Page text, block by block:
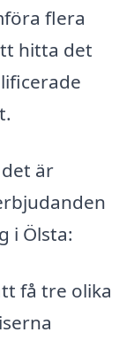
flera
hitta det
är
i Ölsta:
få tre olika